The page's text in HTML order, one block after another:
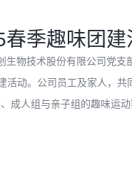
季趣味团
生物技术股份有限公司党
。公司员工及家人，共同度过了
成人组与亲子组的趣味运
务，如运转乾坤／心心相印
油声、欢呼声此起彼伏，充
了手忙脚乱／动感抖球／